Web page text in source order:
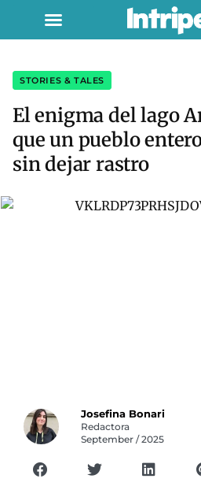
STORIES & TALES
El enigma del lago
que un pueblo
sin dejar rastro
Josefina Bonari
Redactora
September / 2025